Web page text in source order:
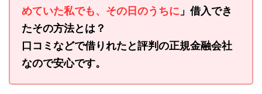
めていた私でも、その日のうちに 」借入でき
たその方法とは？
口コミなどで借りれたと評判の正規金融会社
なので安心です。